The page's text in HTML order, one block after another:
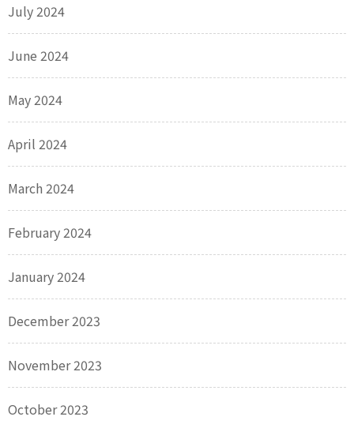
July 2024
June 2024
May 2024
April 2024
March 2024
February 2024
January 2024
December 2023
November 2023
October 2023